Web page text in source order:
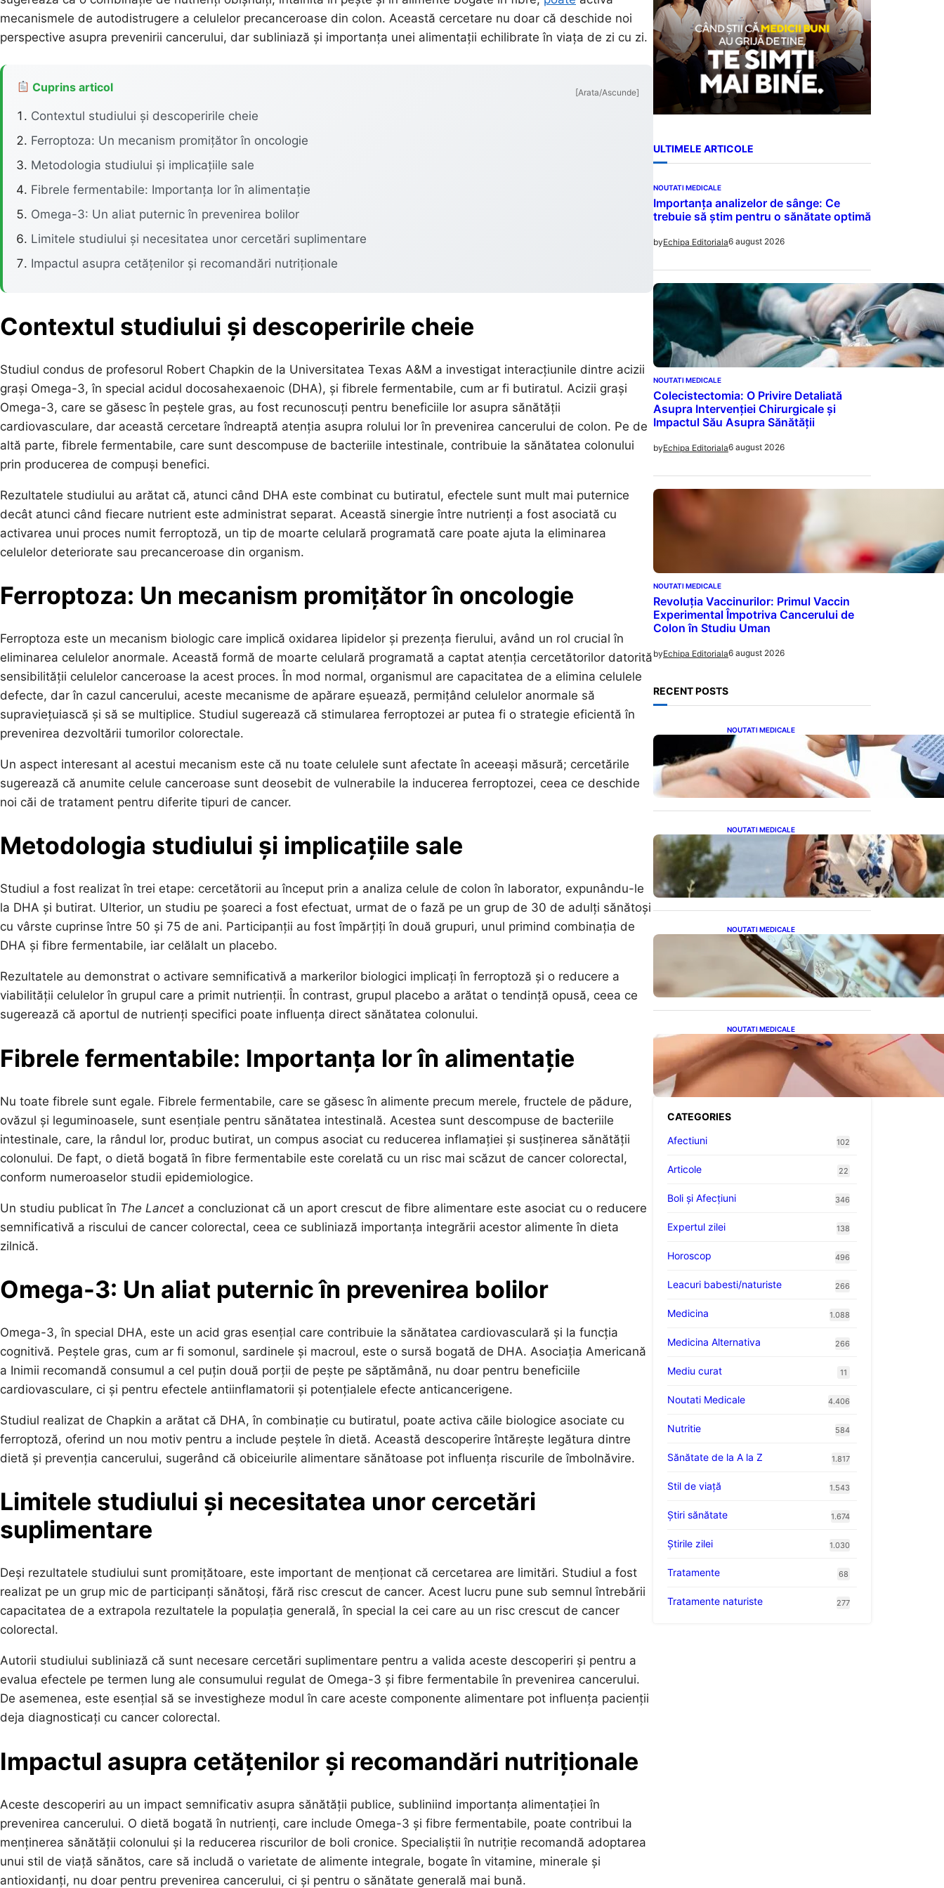
mecanismele de autodistrugere a celulelor precanceroase din colon. Această cercetare nu doar că deschide noi
perspective asupra prevenirii cancerului, dar subliniază și importanța unei alimentații echilibrate în viața de zi cu zi.
Cuprins articol [Arata/Ascunde]
Contextul studiului și descoperirile cheie
Ferroptoza: Un mecanism promițător în oncologie
Metodologia studiului și implicațiile sale
Fibrele fermentabile: Importanța lor în alimentație
Omega-3: Un aliat puternic în prevenirea bolilor
Limitele studiului și necesitatea unor cercetări suplimentare
Impactul asupra cetățenilor și recomandări nutriționale
Contextul studiului și descoperirile cheie
Studiul condus de profesorul Robert Chapkin de la Universitatea Texas A&M a investigat interacțiunile dintre acizii
grași Omega-3, în special acidul docosahexaenoic (DHA), și fibrele fermentabile, cum ar fi butiratul. Acizii grași
Omega-3, care se găsesc în peștele gras, au fost recunoscuți pentru beneficiile lor asupra sănătății
cardiovasculare, dar această cercetare îndreaptă atenția asupra rolului lor în prevenirea cancerului de colon. Pe de
altă parte, fibrele fermentabile, care sunt descompuse de bacteriile intestinale, contribuie la sănătatea colonului
prin producerea de compuși benefici.
Rezultatele studiului au arătat că, atunci când DHA este combinat cu butiratul, efectele sunt mult mai puternice
decât atunci când fiecare nutrient este administrat separat. Această sinergie între nutrienți a fost asociată cu
activarea unui proces numit ferroptoză, un tip de moarte celulară programată care poate ajuta la eliminarea
celulelor deteriorate sau precanceroase din organism.
Ferroptoza: Un mecanism promițător în oncologie
Ferroptoza este un mecanism biologic care implică oxidarea lipidelor și prezența fierului, având un rol crucial în
eliminarea celulelor anormale. Această formă de moarte celulară programată a captat atenția cercetătorilor datorită
sensibilității celulelor canceroase la acest proces. În mod normal, organismul are capacitatea de a elimina celulele
defecte, dar în cazul cancerului, aceste mecanisme de apărare eșuează, permițând celulelor anormale să
supraviețuiască și să se multiplice. Studiul sugerează că stimularea ferroptozei ar putea fi o strategie eficientă în
prevenirea dezvoltării tumorilor colorectale.
Un aspect interesant al acestui mecanism este că nu toate celulele sunt afectate în aceeași măsură; cercetările
sugerează că anumite celule canceroase sunt deosebit de vulnerabile la inducerea ferroptozei, ceea ce deschide
noi căi de tratament pentru diferite tipuri de cancer.
Metodologia studiului și implicațiile sale
Studiul a fost realizat în trei etape: cercetătorii au început prin a analiza celule de colon în laborator, expunându-le
la DHA și butirat. Ulterior, un studiu pe șoareci a fost efectuat, urmat de o fază pe un grup de 30 de adulți sănătoși
cu vârste cuprinse între 50 și 75 de ani. Participanții au fost împărțiți în două grupuri, unul primind combinația de
DHA și fibre fermentabile, iar celălalt un placebo.
Rezultatele au demonstrat o activare semnificativă a markerilor biologici implicați în ferroptoză și o reducere a
viabilității celulelor în grupul care a primit nutrienții. În contrast, grupul placebo a arătat o tendință opusă, ceea ce
sugerează că aportul de nutrienți specifici poate influența direct sănătatea colonului.
Fibrele fermentabile: Importanța lor în alimentație
Nu toate fibrele sunt egale. Fibrele fermentabile, care se găsesc în alimente precum merele, fructele de pădure,
ovăzul și leguminoasele, sunt esențiale pentru sănătatea intestinală. Acestea sunt descompuse de bacteriile
intestinale, care, la rândul lor, produc butirat, un compus asociat cu reducerea inflamației și susținerea sănătății
colonului. De fapt, o dietă bogată în fibre fermentabile este corelată cu un risc mai scăzut de cancer colorectal,
conform numeroaselor studii epidemiologice.
Un studiu publicat în The Lancet a concluzionat că un aport crescut de fibre alimentare este asociat cu o reducere
semnificativă a riscului de cancer colorectal, ceea ce subliniază importanța integrării acestor alimente în dieta
zilnică.
Omega-3: Un aliat puternic în prevenirea bolilor
Omega-3, în special DHA, este un acid gras esențial care contribuie la sănătatea cardiovasculară și la funcția
cognitivă. Peștele gras, cum ar fi somonul, sardinele și macroul, este o sursă bogată de DHA. Asociația Americană
a Inimii recomandă consumul a cel puțin două porții de pește pe săptămână, nu doar pentru beneficiile
cardiovasculare, ci și pentru efectele antiinflamatorii și potențialele efecte anticancerigene.
Studiul realizat de Chapkin a arătat că DHA, în combinație cu butiratul, poate activa căile biologice asociate cu
ferroptoză, oferind un nou motiv pentru a include peștele în dietă. Această descoperire întărește legătura dintre
dietă și prevenția cancerului, sugerând că obiceiurile alimentare sănătoase pot influența riscurile de îmbolnăvire.
Limitele studiului și necesitatea unor cercetări
suplimentare
Deși rezultatele studiului sunt promițătoare, este important de menționat că cercetarea are limitări. Studiul a fost
realizat pe un grup mic de participanți sănătoși, fără risc crescut de cancer. Acest lucru pune sub semnul întrebării
capacitatea de a extrapola rezultatele la populația generală, în special la cei care au un risc crescut de cancer
colorectal.
Autorii studiului subliniază că sunt necesare cercetări suplimentare pentru a valida aceste descoperiri și pentru a
evalua efectele pe termen lung ale consumului regulat de Omega-3 și fibre fermentabile în prevenirea cancerului.
De asemenea, este esențial să se investigheze modul în care aceste componente alimentare pot influența pacienții
deja diagnosticați cu cancer colorectal.
Impactul asupra cetățenilor și recomandări nutriționale
Aceste descoperiri au un impact semnificativ asupra sănătății publice, subliniind importanța alimentației în
prevenirea cancerului. O dietă bogată în nutrienți, care include Omega-3 și fibre fermentabile, poate contribui la
menținerea sănătății colonului și la reducerea riscurilor de boli cronice. Specialiștii în nutriție recomandă adoptarea
unui stil de viață sănătos, care să includă o varietate de alimente integrale, bogate în vitamine, minerale și
antioxidanți, nu doar pentru prevenirea cancerului, ci și pentru o sănătate generală mai bună.
ULTIMELE ARTICOLE
NOUTATI MEDICALE
Importanța analizelor de sânge: Ce
trebuie să știm pentru o sănătate optimă
byEchipa Editoriala6 august 2026
NOUTATI MEDICALE
Colecistectomia: O Privire Detaliată
Asupra Intervenției Chirurgicale și
Impactul Său Asupra Sănătății
byEchipa Editoriala6 august 2026
NOUTATI MEDICALE
Revoluția Vaccinurilor: Primul Vaccin
Experimental Împotriva Cancerului de
Colon în Studiu Uman
byEchipa Editoriala6 august 2026
RECENT POSTS
NOUTATI MEDICALE
Acordul României cu Banca
Mondială: O Analiză
Detaliată a Împrumutului și
Condițiilor Impuse
NOUTATI MEDICALE
Nașterea prințesei Eugenie
la Lisabona: O alegere plină
de semnificație pentru
familia regală britanică
NOUTATI MEDICALE
Revoluția Bateriilor pentru
Telefoane: Avantaje,
Provocări și Viitorul
Tehnologiei Energetice
NOUTATI MEDICALE
Varicele și Umflarea
Picioarelor pe Caniculă:
Înțelegerea Simptomelor și
Măsurilor de Prevenție
CATEGORIES
Afectiuni
102
Articole 22
Boli și Afecțiuni 346
Expertul zilei 138
Horoscop 496
Leacuri babesti/naturiste 266
Medicina 1.088
Medicina Alternativa 266
Mediu curat 11
Noutati Medicale 4.406
Nutritie 584
Sănătate de la A la Z 1.817
Stil de viaţă 1.543
Ştiri sănătate 1.674
Știrile zilei 1.030
Tratamente 68
Tratamente naturiste 277